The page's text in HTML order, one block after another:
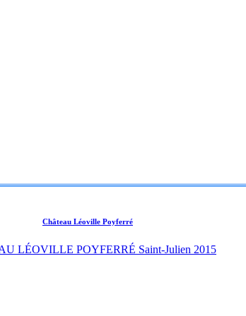
Château Léoville Poyferré
LÉOVILLE POYFERRÉ Saint-Julien 2015